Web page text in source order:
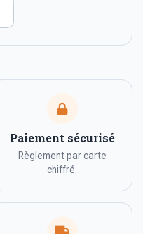
Paiement sécurisé
Règlement par carte
chiffré.